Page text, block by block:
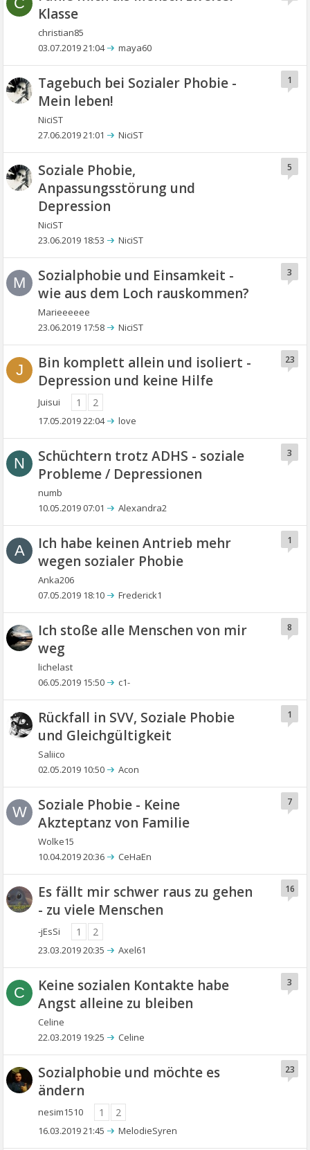
Klasse
christian85
03.07.2019 21:04
maya60
Tagebuch bei Sozialer Phobie -
Mein leben!
NiciST
1
27.06.2019 21:01 NiciST
Soziale Phobie,
Anpassungsstörung und
Depression
NiciST
5
23.06.2019 18:53 NiciST
M
Sozialphobie und Einsamkeit -
wie aus dem Loch rauskommen?
Marieeeeee
3
23.06.2019 17:58 NiciST
J
Bin komplett allein und isoliert -
Depression und keine Hilfe
Juisui 1 2
23
17.05.2019 22:04 love
N
Schüchtern trotz ADHS - soziale
Probleme / Depressionen
numb
3
10.05.2019 07:01 Alexandra2
A
Ich habe keinen Antrieb mehr
wegen sozialer Phobie
Anka206
1
07.05.2019 18:10 Frederick1
Ich stoße alle Menschen von mir
weg
lichelast
8
06.05.2019 15:50 c1-
Rückfall in SVV, Soziale Phobie
und Gleichgültigkeit
Saliico
1
02.05.2019 10:50 Acon
W
Soziale Phobie - Keine
Akzteptanz von Familie
Wolke15
7
10.04.2019 20:36 CeHaEn
Es fällt mir schwer raus zu gehen
- zu viele Menschen
-jEsSi 1 2
16
23.03.2019 20:35 Axel61
C
Keine sozialen Kontakte habe
Angst alleine zu bleiben
Celine
3
22.03.2019 19:25 Celine
Sozialphobie und möchte es
ändern
nesim1510 1 2
23
16.03.2019 21:45 MelodieSyren